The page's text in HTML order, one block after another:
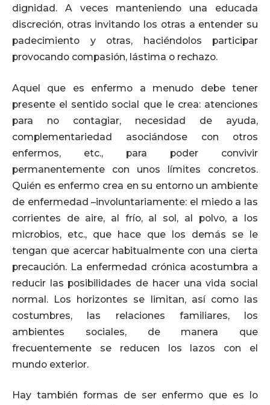
dignidad. A veces manteniendo una educada
discreción, otras invitando los otras a entender su
padecimiento y otras, haciéndolos participar
provocando compasión, lástima o rechazo.
Aquel que es enfermo a menudo debe tener
presente el sentido social que le crea: atenciones
para no contagiar, necesidad de ayuda,
complementariedad asociándose con otros
enfermos, etc., para poder convivir
permanentemente con unos límites concretos.
Quién es enfermo crea en su entorno un ambiente
de enfermedad –involuntariamente: el miedo a las
corrientes de aire, al frío, al sol, al polvo, a los
microbios, etc., que hace que los demás se le
tengan que acercar habitualmente con una cierta
precaución. La enfermedad crónica acostumbra a
reducir las posibilidades de hacer una vida social
normal. Los horizontes se limitan, así como las
costumbres, las relaciones familiares, los
ambientes sociales, de manera que
frecuentemente se reducen los lazos con el
mundo exterior.
Hay también formas de ser enfermo que es lo